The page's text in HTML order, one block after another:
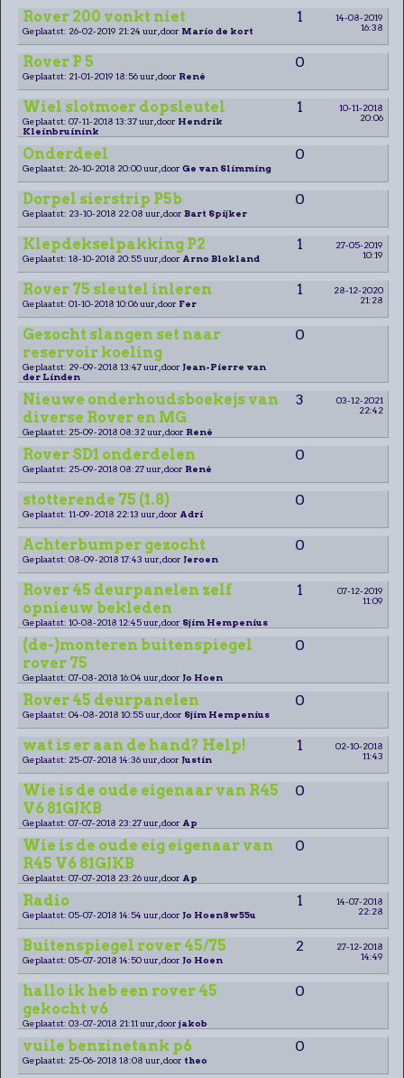
Rover 200 vonkt niet 1
14-08-2019
16:38
Geplaatst: 26-02-2019 21:24 uur, door Mario de kort
Rover P 5 0
Geplaatst: 21-01-2019 18:56 uur, door René
Wiel slotmoer dopsleutel 1
10-11-2018
20:06
Geplaatst: 07-11-2018 13:37 uur, door Hendrik
Kleinbruinink
Onderdeel 0
Geplaatst: 26-10-2018 20:00 uur, door Ge van Slimming
Dorpel sierstrip P5b 0
Geplaatst: 23-10-2018 22:08 uur, door Bart Spijker
Klepdekselpakking P2 1
27-05-2019
10:19
Geplaatst: 18-10-2018 20:55 uur, door Arno Blokland
Rover 75 sleutel inleren 1
28-12-2020
21:28
Geplaatst: 01-10-2018 10:06 uur, door Fer
Gezocht slangen set naar
reservoir koeling
0
Geplaatst: 29-09-2018 13:47 uur, door Jean-Pierre van
der Linden
Nieuwe onderhoudsboekejs van
diverse Rover en MG
3
03-12-2021
22:42
Geplaatst: 25-09-2018 08:32 uur, door René
Rover SD1 onderdelen 0
Geplaatst: 25-09-2018 08:27 uur, door René
stotterende 75 (1.8) 0
Geplaatst: 11-09-2018 22:13 uur, door Adri
Achterbumper gezocht 0
Geplaatst: 08-09-2018 17:43 uur, door Jeroen
Rover 45 deurpanelen zelf
opnieuw bekleden
1
07-12-2019
11:09
Geplaatst: 10-08-2018 12:45 uur, door Sjim Hempenius
(de-)monteren buitenspiegel
rover 75
0
Geplaatst: 07-08-2018 16:04 uur, door Jo Hoen
Rover 45 deurpanelen 0
Geplaatst: 04-08-2018 10:55 uur, door Sjim Hempenius
wat is er aan de hand? Help! 1
02-10-2018
11:43
Geplaatst: 25-07-2018 14:36 uur, door Justin
Wie is de oude eigenaar van R45
V6 81GJKB
0
Geplaatst: 07-07-2018 23:27 uur, door Ap
Wie is de oude eig eigenaar van
R45 V6 81GJKB
0
Geplaatst: 07-07-2018 23:26 uur, door Ap
Radio 1
14-07-2018
22:28
Geplaatst: 05-07-2018 14:54 uur, door Jo Hoen8w55u
Buitenspiegel rover 45/75 2
27-12-2018
14:49
Geplaatst: 05-07-2018 14:50 uur, door Jo Hoen
hallo ik heb een rover 45
gekocht v6
0
Geplaatst: 03-07-2018 21:11 uur, door jakob
vuile benzinetank p6 0
Geplaatst: 25-06-2018 18:08 uur, door theo